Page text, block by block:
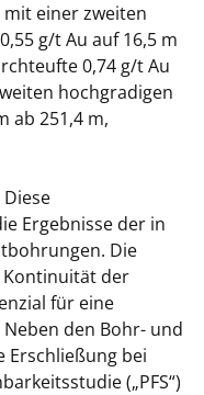
mit einer zweiten
g/t Au auf 16,5 m
0,74 g/t Au
hochgradigen
ab 251,4 m,
Ergebnisse der in
Die
Kontinuität der
für eine
den Bohr- und
Erschließung bei
(„PFS“)